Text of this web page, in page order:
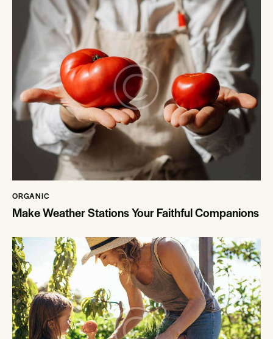
ORGANIC
Make Weather Stations Your Faithful Companions